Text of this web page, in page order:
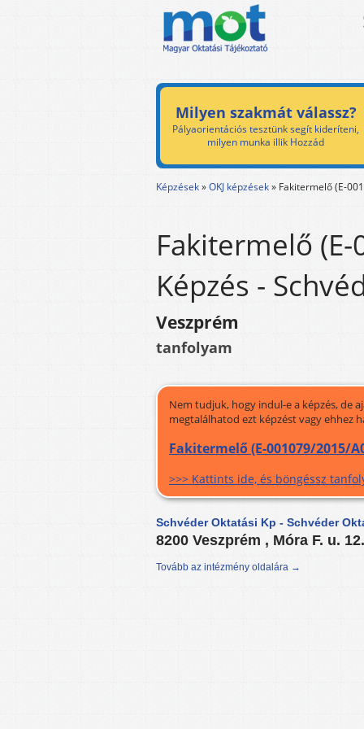
Milyen szakmát válassz?
Pályaorientációs tesztünk segít kideríteni,
milyen munka illik Hozzád
Képzések»OKJ képzések» Fakitermelő (E-
Fakitermelő
Képzés -
Veszprém
tanfolyam
Nem tudjuk, hogy indul-e a képzés, de
megtalálhatod ezt képzést vagy ehhez
Fakitermelő (E-001079/2015/
>>> Kattints ide, és böngéssz
Schvéder Oktatási Kp - Schvéder
8200 Veszprém , Móra F. u.
Tovább az intézmény oldalára →